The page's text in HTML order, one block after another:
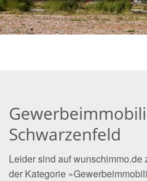
Schwarzenfeld
Leider sind auf
der Kategorie